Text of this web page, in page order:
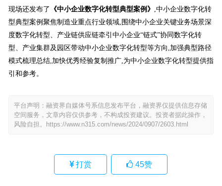
现场还发布了 《中小企业数字化转型典型案例》 ,中小企业数字化转
型典型案例聚焦制造业重点行业领域,围绕中小企业关键业务场景深
度数字化转型、产业链供应链牵引中小企业“链式”协同数字化转
型、产业集群及园区带动中小企业数字化转型等方向,加强典型路径
模式梳理总结,加快优秀经验复制推广,为中小企业数字化转型提供指
引和参考。
平台声明：融资界自媒体号系信息发布平台，融资界仅提供信息存储
空间服务，文章内容仅供参考，不构成投资建议。投资者据此操作，
风险自担。
https://www.n315.com/news/2024/0907/2603.html
打赏 45赞